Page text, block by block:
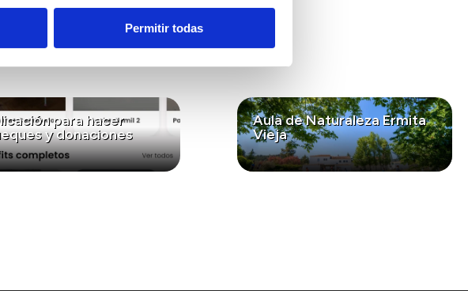
Permitir todas
para hacer
y donaciones
Aula de Naturaleza Ermita
Vieja